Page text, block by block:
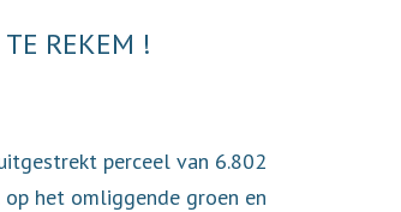
TE REKEM !
perceel van 6.802
het omliggende groen en